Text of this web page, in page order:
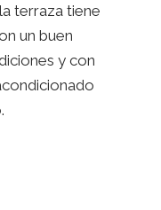
terraza tiene
un buen
y con